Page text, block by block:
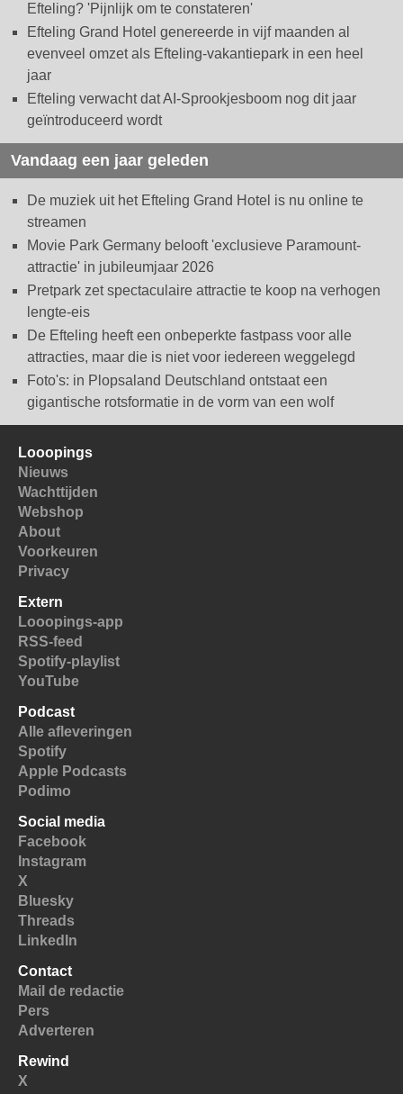
Efteling? 'Pijnlijk om te constateren'
Efteling Grand Hotel genereerde in vijf maanden al
evenveel omzet als Efteling-vakantiepark in een heel
jaar
Efteling verwacht dat AI-Sprookjesboom nog dit jaar
geïntroduceerd wordt
Vandaag een jaar geleden
De muziek uit het Efteling Grand Hotel is nu online te
streamen
Movie Park Germany belooft 'exclusieve Paramount-
attractie' in jubileumjaar 2026
Pretpark zet spectaculaire attractie te koop na verhogen
lengte-eis
De Efteling heeft een onbeperkte fastpass voor alle
attracties, maar die is niet voor iedereen weggelegd
Foto's: in Plopsaland Deutschland ontstaat een
gigantische rotsformatie in de vorm van een wolf
Looopings
Nieuws
Wachttijden
Webshop
About
Voorkeuren
Privacy
Extern
Looopings-app
RSS-feed
Spotify-playlist
YouTube
Podcast
Alle afleveringen
Spotify
Apple Podcasts
Podimo
Social media
Facebook
Instagram
X
Bluesky
Threads
LinkedIn
Contact
Mail de redactie
Pers
Adverteren
Rewind
X